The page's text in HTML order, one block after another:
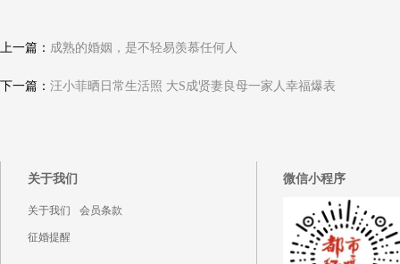
上一篇： 成熟的婚姻，是不轻易羡慕任何人
下一篇： 汪小菲晒日常生活照 大S成贤妻良母一家人幸福爆表
关于我们
关于我们 会员条款
征婚提醒
微信小程序